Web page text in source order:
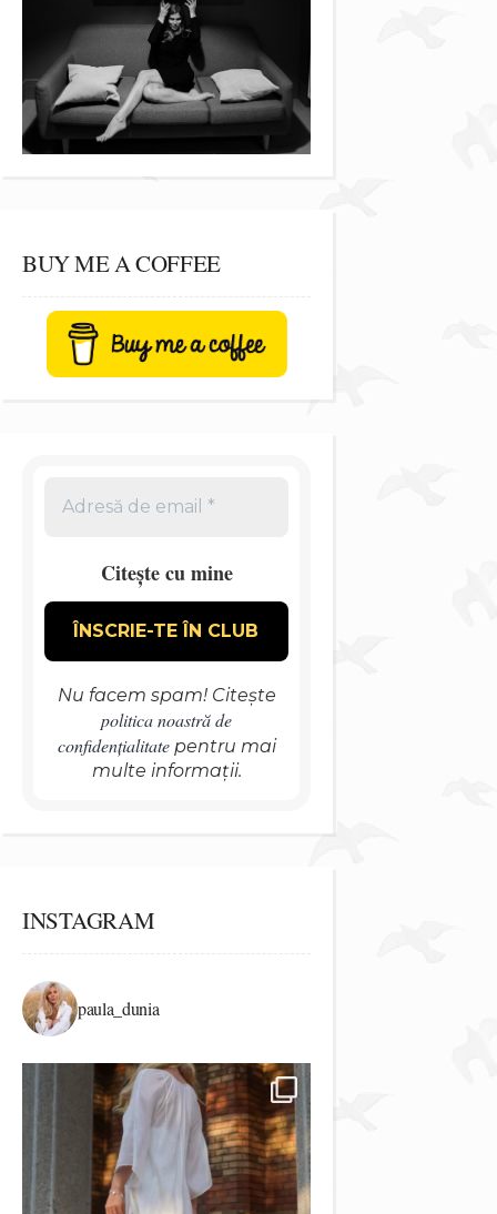
BUY ME A COFFEE
Citește cu mine
Nu facem spam! Citește
politica noastră de
confidențialitatepentru mai
multe informații.
INSTAGRAM
paula_dunia